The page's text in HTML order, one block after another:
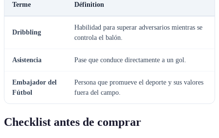
Terme Définition
Dribbling
Habilidad para superar adversarios mientras se
controla el balón.
Asistencia Pase que conduce directamente a un gol.
Embajador del
Fútbol
Persona que promueve el deporte y sus valores
fuera del campo.
Checklist antes de comprar